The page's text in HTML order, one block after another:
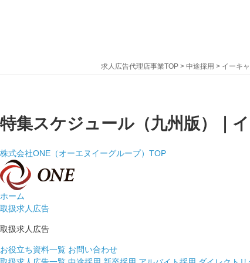
特集スケジュール（九州版）｜
株式会社ONE（オーエヌイーグループ）TOP
ホーム
取扱求人広告
取扱求人広告
お役立ち資料一覧 お問い合わせ
求人広告代理店事業TOP > 中途採用 > イーキ